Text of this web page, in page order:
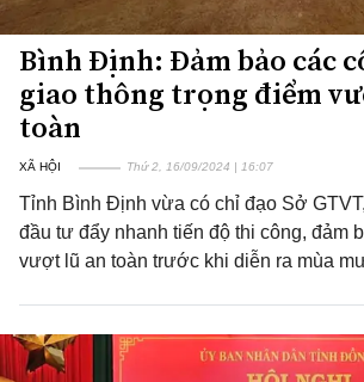
Bình Định: Đảm bảo các
giao thông trọng điểm
toàn
XÃ HỘI Thứ 2, 16/09/2024 | 16:07
Tỉnh Bình Định vừa có chỉ đạo Sở
đầu tư đẩy nhanh tiến độ thi công, đảm
vượt lũ an toàn trước khi diễn ra mùa